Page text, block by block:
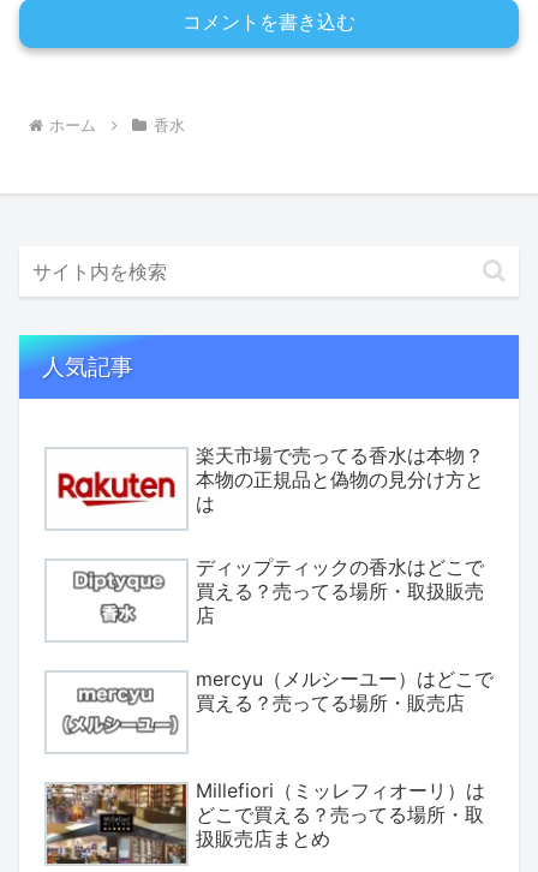
コメントを書き込む
ホーム 香水
人気記事
楽天市場で売ってる香水は本物？
本物の正規品と偽物の見分け方と
は
ディップティックの香水はどこで
買える？売ってる場所・取扱販売
店
mercyu（メルシーユー）はどこで
買える？売ってる場所・販売店
Millefiori（ミッレフィオーリ）は
どこで買える？売ってる場所・取
扱販売店まとめ